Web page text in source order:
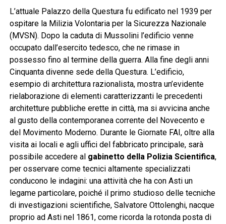
L’attuale Palazzo della Questura fu edificato nel 1939 per
ospitare la Milizia Volontaria per la Sicurezza Nazionale
(MVSN). Dopo la caduta di Mussolini l’edificio venne
occupato dall’esercito tedesco, che ne rimase in
possesso fino al termine della guerra. Alla fine degli anni
Cinquanta divenne sede della Questura. L’edificio,
esempio di architettura razionalista, mostra un’evidente
rielaborazione di elementi caratterizzanti le precedenti
architetture pubbliche erette in città, ma si avvicina anche
al gusto della contemporanea corrente del Novecento e
del Movimento Moderno. Durante le Giornate FAI, oltre alla
visita ai locali e agli uffici del fabbricato principale, sarà
possibile accedere al gabinetto della Polizia Scientifica,
per osservare come tecnici altamente specializzati
conducono le indagini: una attività che ha con Asti un
legame particolare, poiché il primo studioso delle tecniche
di investigazioni scientifiche, Salvatore Ottolenghi, nacque
proprio ad Asti nel 1861, come ricorda la rotonda posta di